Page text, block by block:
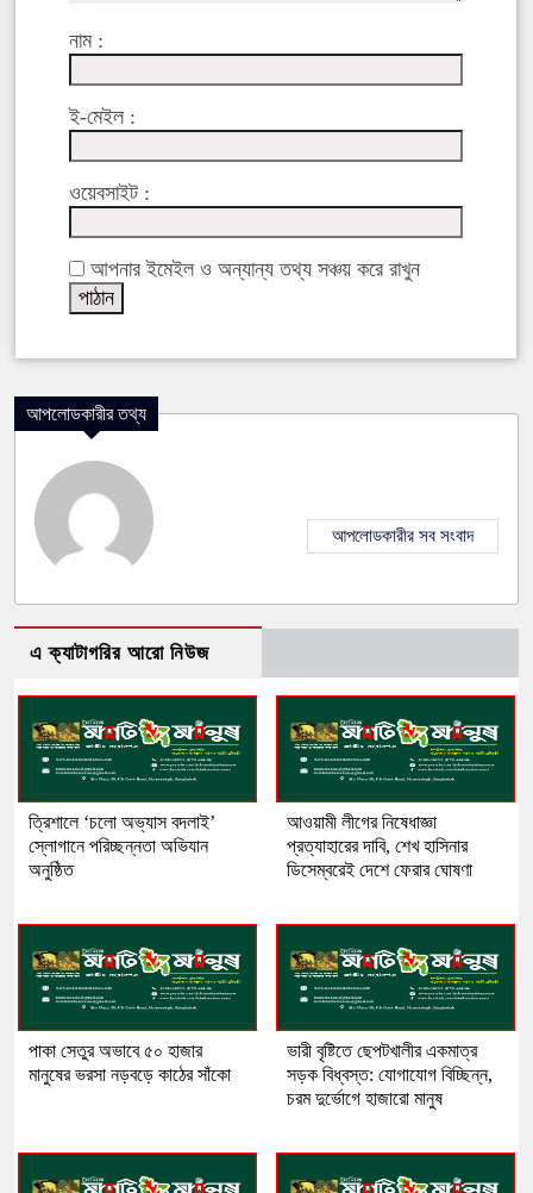
নাম :
ই-মেইল :
ওয়েবসাইট :
আপনার ইমেইল ও অন্যান্য তথ্য সঞ্চয় করে রাখুন
আপলোডকারীর তথ্য
আপলোডকারীর সব সংবাদ
এ ক্যাটাগরির আরো নিউজ
‎ত্রিশালে ‘চলো অভ্যাস বদলাই’
স্লোগানে পরিচ্ছন্নতা অভিযান
অনুষ্ঠিত
আওয়ামী লীগের নিষেধাজ্ঞা
প্রত্যাহারের দাবি, শেখ হাসিনার
ডিসেম্বরেই দেশে ফেরার ঘোষণা
পাকা সেতুর অভাবে ৫০ হাজার
মানুষের ভরসা নড়বড়ে কাঠের সাঁকো
ভারী বৃষ্টিতে ছেপটখালীর একমাত্র
সড়ক বিধ্বস্ত: যোগাযোগ বিচ্ছিন্ন,
চরম দুর্ভোগে হাজারো মানুষ